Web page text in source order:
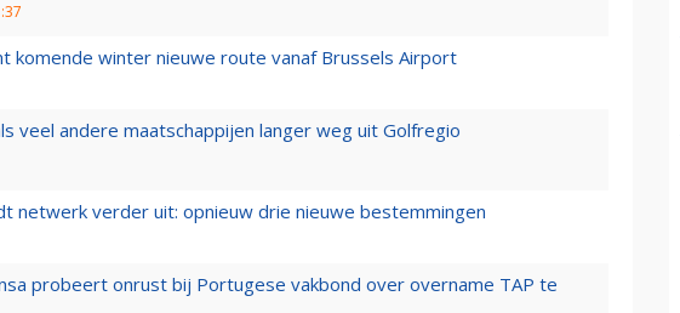
komende winter nieuwe route vanaf Brussels Airport
veel andere maatschappijen langer weg uit Golfregio
netwerk verder uit: opnieuw drie nieuwe bestemmingen
probeert onrust bij Portugese vakbond over overname TAP te